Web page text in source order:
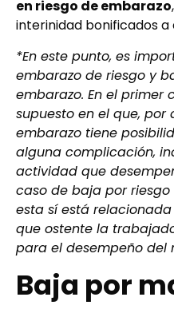
en riesgo de embarazo
interinidad bonificados a
*En este punto, es
embarazo de riesgo y
embarazo. En el primer
supuesto en el que,
embarazo tiene
alguna complicación,
actividad que
caso de baja por
esta sí está
que ostente la
para el desempeño del
Baja por